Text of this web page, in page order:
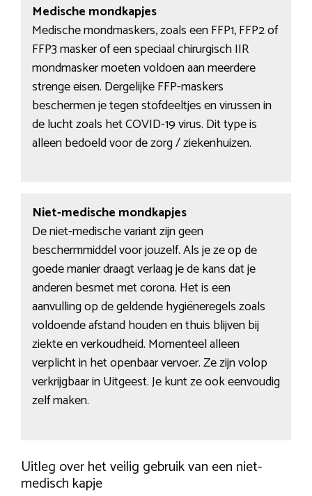
Medische mondkapjes
Medische mondmaskers, zoals een FFP1, FFP2 of
FFP3 masker of een speciaal chirurgisch IIR
mondmasker moeten voldoen aan meerdere
strenge eisen. Dergelijke FFP-maskers
beschermen je tegen stofdeeltjes en virussen in
de lucht zoals het COVID-19 virus. Dit type is
alleen bedoeld voor de zorg / ziekenhuizen.
Niet-medische mondkapjes
De niet-medische variant zijn geen
beschermmiddel voor jouzelf. Als je ze op de
goede manier draagt verlaag je de kans dat je
anderen besmet met corona. Het is een
aanvulling op de geldende hygiëneregels zoals
voldoende afstand houden en thuis blijven bij
ziekte en verkoudheid. Momenteel alleen
verplicht in het openbaar vervoer. Ze zijn volop
verkrijgbaar in Uitgeest. Je kunt ze ook eenvoudig
zelf maken.
Uitleg over het veilig gebruik van een niet-
medisch kapje